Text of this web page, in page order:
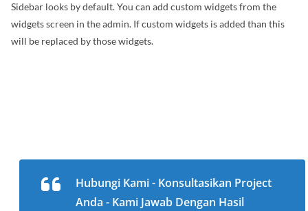
Sidebar looks by default. You can add custom widgets from the
widgets screen in the admin. If custom widgets is added than this
will be replaced by those widgets.
Hubungi Kami - Konsultasikan Project
Anda - Kami Jawab Dengan Hasil